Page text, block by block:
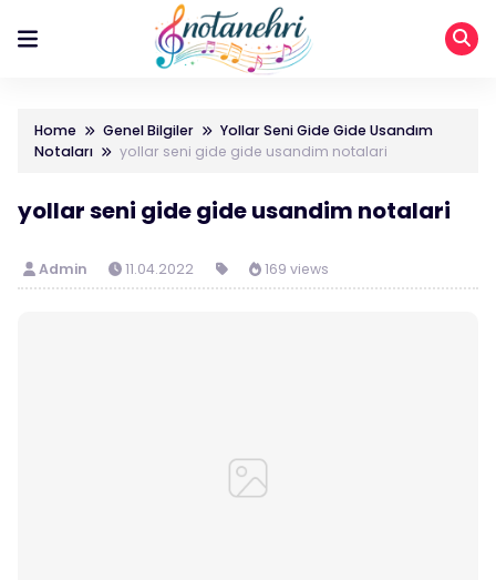
Home Genel Bilgiler
Yollar Seni Gide Gide Usandım
Notaları
yollar seni gide gide usandim notalari
yollar seni gide gide usandim notalari
Admin 11.04.2022 169 views